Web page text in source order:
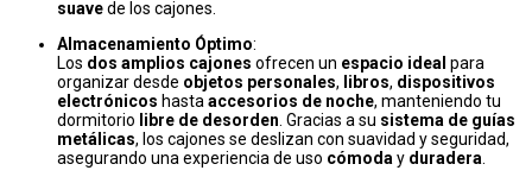
suavede los cajones.
Almacenamiento Óptimo:
Los dos amplios cajones ofrecen un espacio ideal para
organizar desde objetos personales, libros, dispositivos
electrónicos hasta accesorios de noche, manteniendo tu
dormitorio libre de desorden . Gracias a su sistema de guías
metálicas, los cajones se deslizan con suavidad y seguridad,
asegurando una experiencia de uso cómoda y duradera